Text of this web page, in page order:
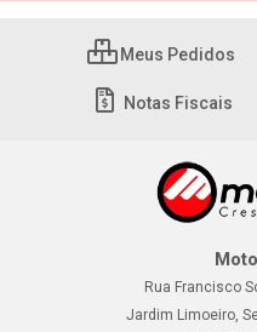
Meus Pedidos
Notas Fiscais
Rua Francisco
Jardim Limoeiro,